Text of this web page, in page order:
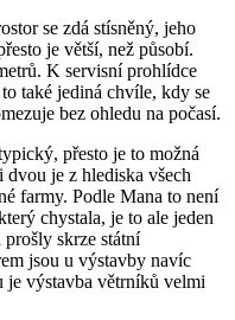
se zdá stísněný, jeho
je větší, než působí.
K servisní prohlídce
také jediná chvíle, kdy se
bez ohledu na počasí.
přesto je to možná
je z hlediska všech
farmy. Podle Mana to není
chystala, je to ale jeden
prošly skrze státní
jsou u výstavby navíc
je výstavba větrníků velmi